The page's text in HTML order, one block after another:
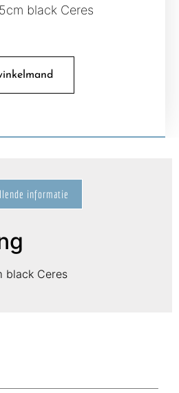
black Ceres
informatie
black Ceres